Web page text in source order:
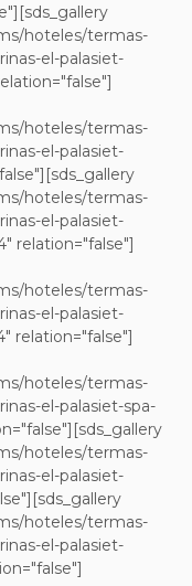
hoteles/termas-
el-palasiet-
hoteles/termas-
el-palasiet-
hoteles/termas-
el-palasiet-
relation="false"]
hoteles/termas-
el-palasiet-
relation="false"]
hoteles/termas-
el-palasiet-spa-
hoteles/termas-
el-palasiet-
hoteles/termas-
el-palasiet-